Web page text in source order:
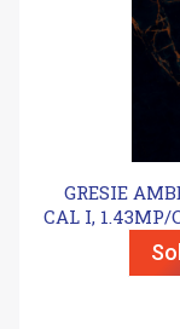
GRESIE
CAL I,